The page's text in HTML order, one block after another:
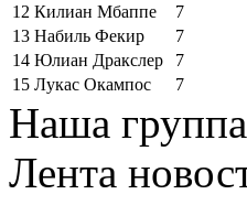
12 Килиан Мбаппе
7
13 Набиль Фекир
7
14 Юлиан Дракслер
7
15 Лукас Окампос 7
Наша
Лента